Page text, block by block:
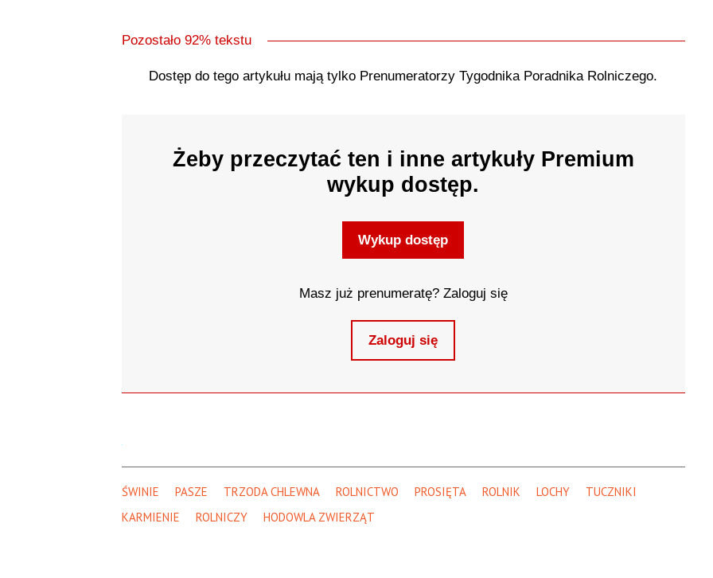
Pozostało 92% tekstu
Dostęp do tego artykułu mają tylko Prenumeratorzy Tygodnika Poradnika Rolniczego.
Żeby przeczytać ten i inne artykuły Premium
wykup dostęp.
Wykup dostęp
Masz już prenumeratę? Zaloguj się
Zaloguj się
ŚWINIE PASZE TRZODA CHLEWNA ROLNICTWO PROSIĘTA ROLNIK LOCHY
TUCZNIKI
KARMIENIE
ROLNICZY HODOWLA ZWIERZĄT